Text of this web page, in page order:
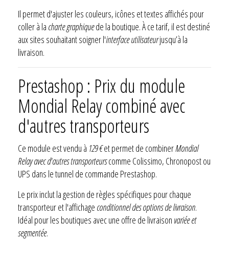
Il permet d'ajuster les couleurs, icônes et textes affichés pour
coller à la charte graphiquede la boutique. À ce tarif, il est destiné
aux sites souhaitant soigner l'interface utilisateurjusqu’à la
livraison.
Prestashop : Prix du module
Mondial Relay combiné avec
d'autres transporteurs
Ce module est vendu à 129 €et permet de combinerMondial
Relay avec d'autres transporteurscomme Colissimo, Chronopost ou
UPS dans le tunnel de commande Prestashop.
Le prix inclut la gestion de règles spécifiques pour chaque
transporteur et l'affichage conditionnel des options de livraison.
Idéal pour les boutiques avec une offre de livraison variée et
segmentée.